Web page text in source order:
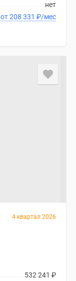
нет
В ипотеку от 208 331 ₽/мес
4 квартал 2026
532 241 ₽